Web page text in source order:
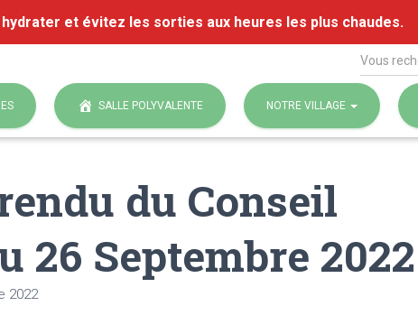
et évitez les sorties aux heures les plus chaudes.
Rechercher
SALLE POLYVALENTE NOTRE VILLAGE
du Conseil
26 Septembre 2022
2022